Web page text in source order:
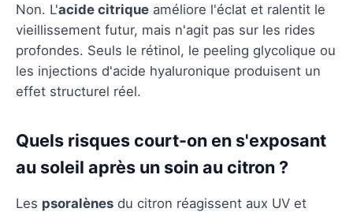
Non. L'acide citrique améliore l'éclat et ralentit le
vieillissement futur, mais n'agit pas sur les rides
profondes. Seuls le rétinol, le peeling glycolique ou
les injections d'acide hyaluronique produisent un
effet structurel réel.
Quels risques court-on en s'exposant
au soleil après un soin au citron ?
Les psoralènes du citron réagissent aux UV et